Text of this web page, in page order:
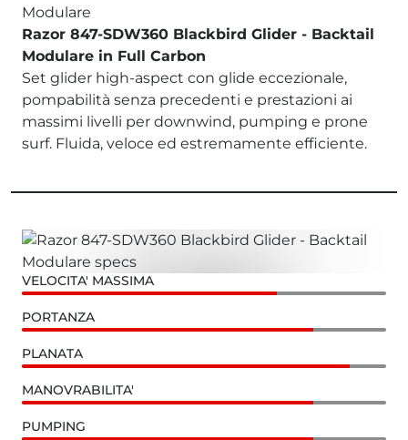
Modulare
Razor 847-SDW360 Blackbird Glider - Backtail
Modulare in Full Carbon
Set glider high-aspect con glide eccezionale,
pompabilità senza precedenti e prestazioni ai
massimi livelli per downwind, pumping e prone
surf. Fluida, veloce ed estremamente efficiente.
VELOCITA' MASSIMA
PORTANZA
PLANATA
MANOVRABILITA'
PUMPING